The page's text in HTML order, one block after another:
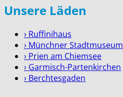
Unsere Läden
› Ruffinihaus
› Münchner Stadtmuseum
› Prien am Chiemsee
› Garmisch-Partenkirchen
› Berchtesgaden